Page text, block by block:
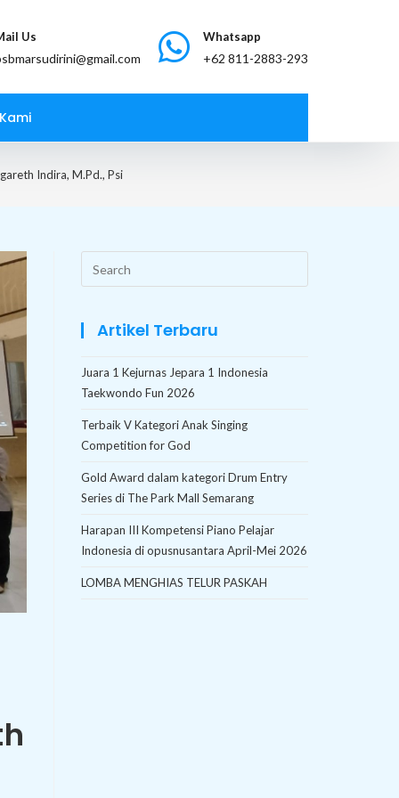
Us Whatsapp
Indira, M.Pd., Psi
this
Artikel Terbaru
Juara 1 Kejurnas Jepara 1 Indonesia
Taekwondo Fun 2026
Terbaik V Kategori Anak Singing
Competition for God
Gold Award dalam kategori Drum Entry
Series di The Park Mall Semarang
Harapan III Kompetensi Piano Pelajar
Indonesia di opusnusantara April-Mei 2026
LOMBA MENGHIAS TELUR PASKAH